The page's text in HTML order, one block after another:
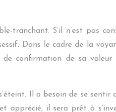
S’il n’est pas
Dans le cadre de la
confirmation de sa
Il a besoin de se
apprécié, il sera prêt à